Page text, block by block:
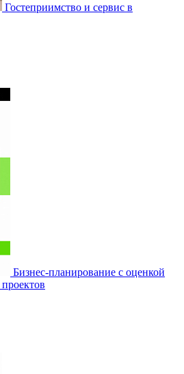
Гостеприимство и сервис в
Бизнес-планирование с оценкой